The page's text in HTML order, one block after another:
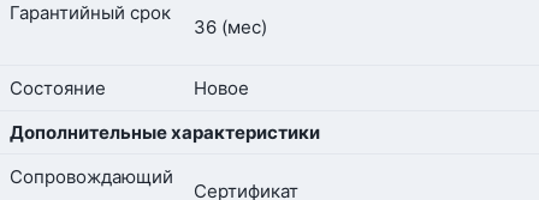
Гарантийный срок
36 (мес)
Состояние
Новое
Дополнительные характеристики
Сопровождающий
Сертификат